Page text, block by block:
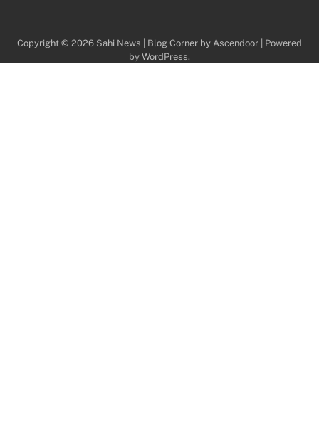
Copyright © 2026 Sahi News | Blog Corner by Ascendoor | Powered
by WordPress.